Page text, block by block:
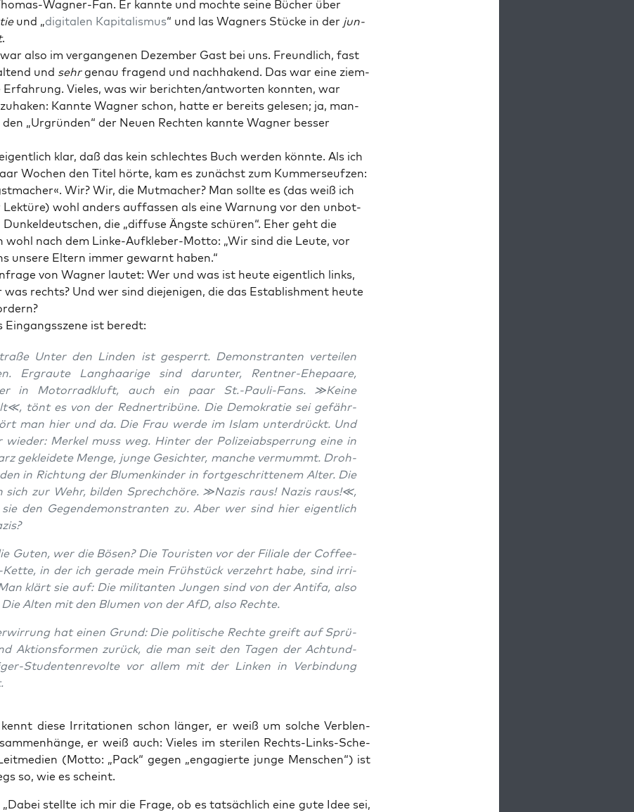
Wag­ner-Fan. Er kann­te und moch­te sei­ne Bücher über
und „digi­ta­len Kapi­ta­lis­mus“ und las Wag­ners Stü­cke in der jun­
.
also im ver­gan­ge­nen Dezem­ber Gast bei uns. Freund­lich, fast
und sehrgenau fra­gend und nach­ha­kend. Das war eine ziem­
Erfah­rung. Vie­les, was wir berichten/antworten konn­ten, war
Kann­te Wag­ner schon, hat­te er bereits gele­sen; ja, man­
den „Urgrün­den“ der Neu­en Rech­ten kann­te Wag­ner bes­ser
klar, daß das kein schlech­tes Buch wer­den könn­te. Als ich
Wochen den Titel hör­te, kam es zunächst zum Kum­mer­seuf­zen:
Wir? Wir, die Mut­ma­cher? Man soll­te es (das weiß ich
Lek­tü­re) wohl anders auf­fas­sen als eine War­nung vor den unbot­
die „dif­fu­se Ängs­te schü­ren“. Eher geht die
wohl nach dem Lin­ke-Auf­kle­ber-Mot­to: „Wir sind die Leu­te, vor
unse­re Eltern immer gewarnt haben.“
von Wag­ner lau­tet: Wer und was ist heu­te eigent­lich links,
was rechts? Und wer sind die­je­ni­gen, die das Estab­lish­ment heu­te
Ein­gangs­sze­ne ist beredt:
Unter den Lin­den ist gesperrt. Demons­tran­ten ver­tei­len
Ergrau­te Lang­haa­ri­ge sind dar­un­ter, Rent­ner-Ehe­paa­re,
in Motor­rad­kluft, auch ein paar St.-Pauli-Fans. ≫Kei­ne
tönt es von der Red­ner­tri­bü­ne. Die Demo­kra­tie sei gefähr­
man hier und da. Die Frau wer­de im Islam unter­drückt. Und
wie­der: Mer­kel muss weg. Hin­ter der Poli­zei­ab­sper­rung eine in
geklei­de­te Men­ge, jun­ge Gesich­ter, man­che ver­mummt. Droh­
in Rich­tung der Blu­men­kin­der in fort­ge­schrit­te­nem Alter. Die
sich zur Wehr, bil­den Sprech­chö­re. ≫Nazis raus! Nazis raus!≪,
den Gegen­de­mons­tran­ten zu. Aber wer sind hier eigent­lich
Guten, wer die Bösen? Die Tou­ris­ten vor der Filia­le der Cof­fee-
in der ich gera­de mein Früh­stück ver­zehrt habe, sind irri­
klärt sie auf: Die mili­tan­ten Jun­gen sind von der Anti­fa, also
Die Alten mit den Blu­men von der AfD, also Rechte.
hat einen Grund: Die poli­ti­sche Rech­te greift auf Sprü­
Akti­ons­for­men zurück, die man seit den Tagen der Acht­und­
Stu­den­ten­re­vol­te vor allem mit der Lin­ken in Ver­bin­dung
die­se Irri­ta­tio­nen schon län­ger, er weiß um sol­che Ver­blen­
er weiß auch: Vie­les im ste­ri­len Rechts-Links-Sche­
(Mot­to: „Pack“ gegen „enga­gier­te jun­ge Men­schen“) ist
so, wie es scheint.
stell­te ich mir die Fra­ge, ob es tat­säch­lich eine gute Idee sei,